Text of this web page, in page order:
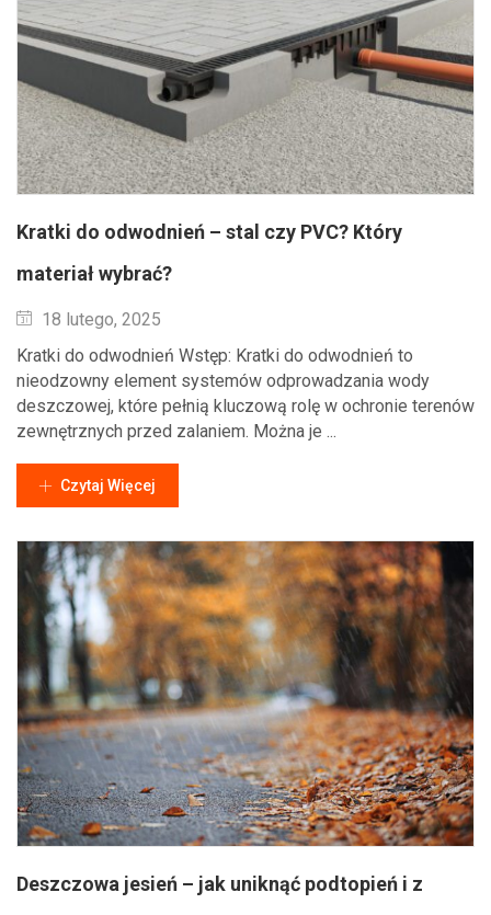
Kratki do odwodnień – stal czy PVC? Który
materiał wybrać?
Wysłane
18 lutego, 2025
Kratki do odwodnień Wstęp: Kratki do odwodnień to
nieodzowny element systemów odprowadzania wody
deszczowej, które pełnią kluczową rolę w ochronie terenów
zewnętrznych przed zalaniem. Można je ...
Czytaj Więcej
Deszczowa jesień – jak uniknąć podtopień i z